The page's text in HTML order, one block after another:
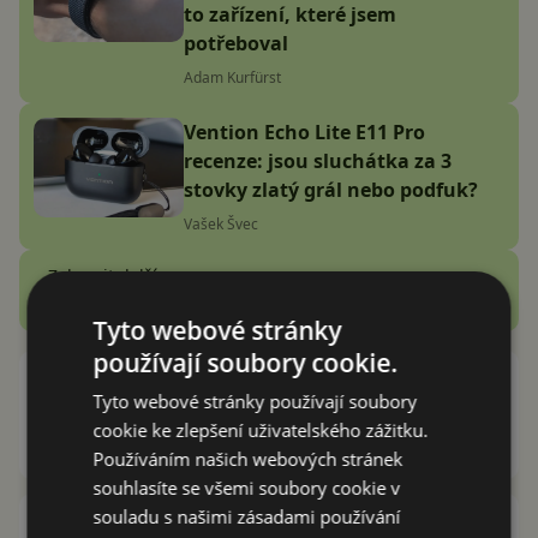
to zařízení, které jsem
potřeboval
Adam Kurfürst
Vention Echo Lite E11 Pro
recenze: jsou sluchátka za 3
stovky zlatý grál nebo podfuk?
Vašek Švec
Zobrazit další
Zkusili jsme rolovací OPPO X
2021. Tohle je fakt budoucnost
Marek Houser29.7.2021
Další evoluční krok pro displeje:
Tyto webové stránky
používají soubory cookie.
Tyto webové stránky používají soubory
cookie ke zlepšení uživatelského zážitku.
Používáním našich webových stránek
souhlasíte se všemi soubory cookie v
souladu s našimi zásadami používání